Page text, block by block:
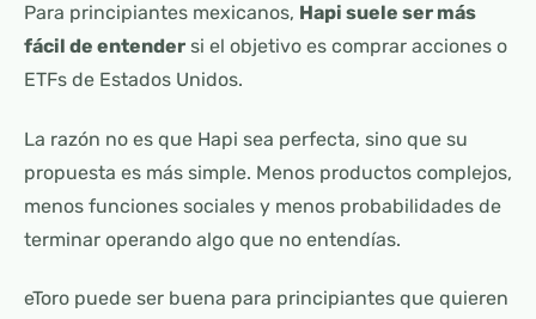
Para principiantes mexicanos, Hapi suele ser más
fácil de entender si el objetivo es comprar acciones o
ETFs de Estados Unidos.
La razón no es que Hapi sea perfecta, sino que su
propuesta es más simple. Menos productos complejos,
menos funciones sociales y menos probabilidades de
terminar operando algo que no entendías.
eToro puede ser buena para principiantes que quieren